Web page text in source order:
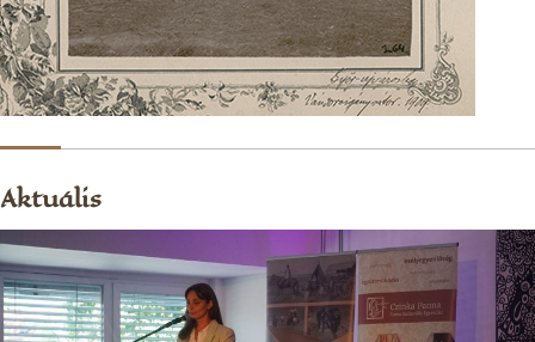
Aktuális